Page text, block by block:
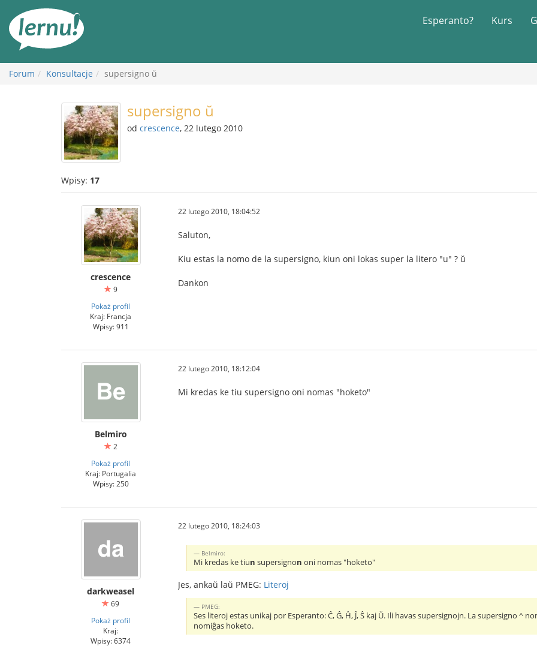
Esperanto? Kurs
Forum Konsultacje supersigno ŭ
supersigno ŭ
od crescence, 22 lutego 2010
Wpisy: 17
crescence
9
Pokaż profil
Kraj: Francja
Wpisy: 911
22 lutego 2010, 18:04:52
Saluton,
Kiu estas la nomo de la supersigno, kiun oni lokas super la litero "u" ? ŭ
Dankon
Belmiro
2
Pokaż profil
Kraj: Portugalia
Wpisy: 250
22 lutego 2010, 18:12:04
Mi kredas ke tiu supersigno oni nomas "hoketo"
darkweasel
69
Pokaż profil
Kraj:
Wpisy: 6374
22 lutego 2010, 18:24:03
Belmiro:
Mi kredas ke tiun supersignon oni nomas "hoketo"
Jes, ankaŭ laŭ PMEG: Literoj
PMEG:
Ses literoj estas unikaj por Esperanto: Ĉ, Ĝ, Ĥ, Ĵ, Ŝ kaj Ŭ. Ili havas supersignojn. La supersigno ^
nomiĝas hoketo.